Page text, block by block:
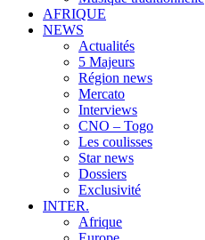
AFRIQUE
NEWS
Actualités
5 Majeurs
Région news
Mercato
Interviews
CNO – Togo
Les coulisses
Star news
Dossiers
Exclusivité
INTER.
Afrique